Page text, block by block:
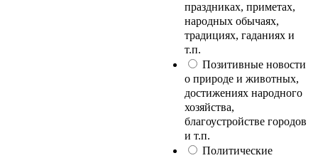
праздниках, приметах,
народных обычаях,
традициях, гаданиях и
т.п.
Позитивные новости
о природе и животных,
достижениях народного
хозяйства,
благоустройстве городов
и т.п.
Политические